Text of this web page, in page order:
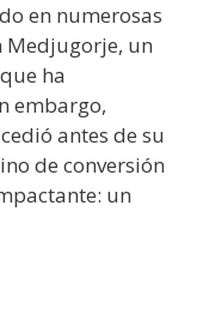
en numerosas
Medjugorje, un
ha
embargo,
antes de su
de conversión
un